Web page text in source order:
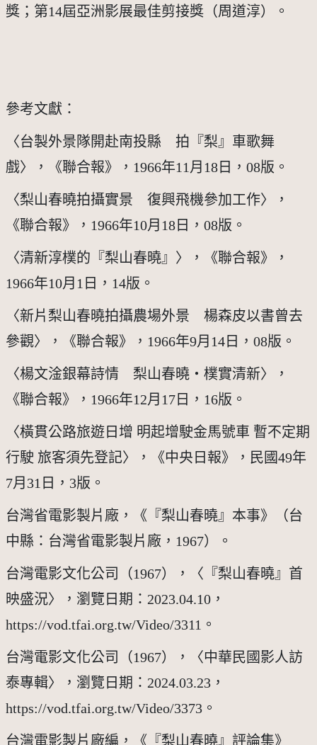
獎；第14屆亞洲影展最佳剪接獎（周道淳）。
參考文獻：
〈台製外景隊開赴南投縣　拍『梨』車歌舞
戲〉，《聯合報》，1966年11月18日，08版。
〈梨山春曉拍攝實景　復興飛機參加工作〉，
《聯合報》，1966年10月18日，08版。
〈清新淳樸的『梨山春曉』〉，《聯合報》，
1966年10月1日，14版。
〈新片梨山春曉拍攝農場外景　楊森皮以書曾去
參觀〉，《聯合報》，1966年9月14日，08版。
〈楊文淦銀幕詩情　梨山春曉‧樸實清新〉，
《聯合報》，1966年12月17日，16版。
〈橫貫公路旅遊日增 明起增駛金馬號車 暫不定期
行駛 旅客須先登記〉，《中央日報》，民國49年
7月31日，3版。
台灣省電影製片廠，《『梨山春曉』本事》（台
中縣：台灣省電影製片廠，1967）。
台灣電影文化公司（1967），〈『梨山春曉』首
映盛況〉，瀏覽日期：2023.04.10，
https://vod.tfai.org.tw/Video/3311。
台灣電影文化公司（1967），〈中華民國影人訪
泰專輯〉，瀏覽日期：2024.03.23，
https://vod.tfai.org.tw/Video/3373。
台灣電影製片廠編，《『梨山春曉』評論集》